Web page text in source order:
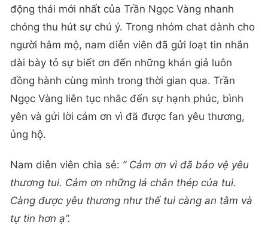
động thái mới nhất của Trần Ngọc Vàng nhanh
chóng thu hút sự chú ý. Trong nhóm chat dành cho
người hâm mộ, nam diễn viên đã gửi loạt tin nhắn
dài bày tỏ sự biết ơn đến những khán giả luôn
đồng hành cùng mình trong thời gian qua. Trần
Ngọc Vàng liên tục nhắc đến sự hạnh phúc, bình
yên và gửi lời cảm ơn vì đã được fan yêu thương,
ủng hộ.
Nam diễn viên chia sẻ: ” Cảm ơn vì đã bảo vệ yêu
thương tui. Cảm ơn những lá chắn thép của tui.
Càng được yêu thương như thế tui càng an tâm và
tự tin hơn ạ”.